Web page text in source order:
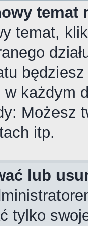
temat
temat,
w każdym
Możesz
itp.
lub
tylko